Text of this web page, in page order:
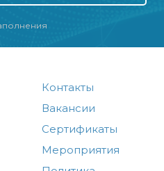
Контакты
Вакансии
Сертификаты
Мероприятия